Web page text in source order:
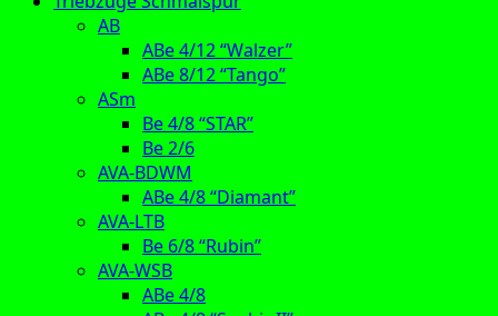
AB
ABe 4/12 “Walzer”
ABe 8/12 “Tango”
ASm
Be 4/8 “STAR”
Be 2/6
AVA-BDWM
ABe 4/8 “Diamant”
AVA-LTB
Be 6/8 “Rubin”
AVA-WSB
ABe 4/8